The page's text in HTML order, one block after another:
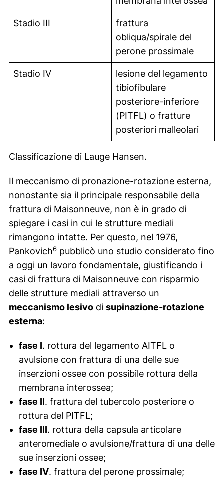
Stadio III
frattura
obliqua/spirale del
perone prossimale
Stadio IV
lesione del legamento
tibiofibulare
posteriore-inferiore
(PITFL) o fratture
posteriori malleolari
Classificazione di Lauge Hansen.
Il meccanismo di pronazione-rotazione esterna,
nonostante sia il principale responsabile della
frattura di Maisonneuve, non è in grado di
spiegare i casi in cui le strutture mediali
rimangono intatte. Per questo, nel 1976,
Pankovich6pubblicò uno studio considerato fino
a oggi un lavoro fondamentale, giustificando i
casi di frattura di Maisonneuve con risparmio
delle strutture mediali attraverso un
meccanismo lesivodi supinazione-rotazione
esterna:
fase I. rottura del legamento AITFL o
avulsione con frattura di una delle sue
inserzioni ossee con possibile rottura della
membrana interossea;
fase II. frattura del tubercolo posteriore o
rottura del PITFL;
fase III. rottura della capsula articolare
anteromediale o avulsione/frattura di una delle
sue inserzioni ossee;
fase IV. frattura del perone prossimale;